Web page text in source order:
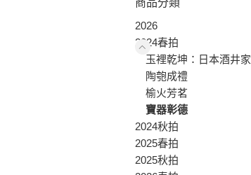
商品分類
2026
2024春拍
玉裡乾坤：日本酒井
陶匏成禮
榆火芳茗
寶器彰德
2024秋拍
2025春拍
2025秋拍